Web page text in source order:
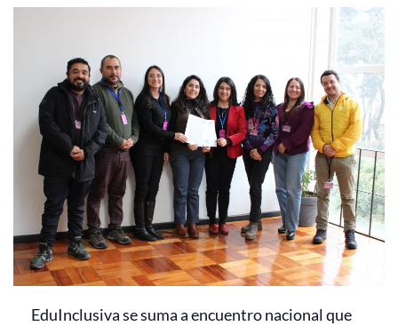
EduInclusiva se suma a encuentro nacional que